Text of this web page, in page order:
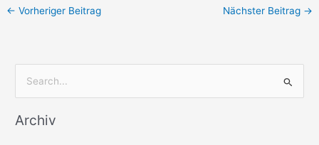
← Vorheriger Beitrag Nächster Beitrag →
c
Archiv